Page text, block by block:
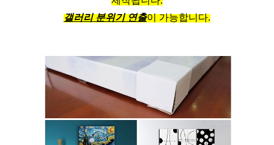
갤러리 분위기 연출이 가능합니다.